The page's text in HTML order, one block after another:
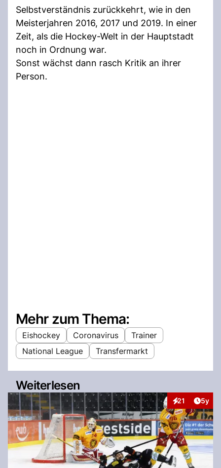
Selbstverständnis zurückkehrt, wie in den
Meisterjahren 2016, 2017 und 2019. In einer
Zeit, als die Hockey-Welt in der Hauptstadt
noch in Ordnung war.
Sonst wächst dann rasch Kritik an ihrer
Person.
Mehr zum Thema:
Eishockey Coronavirus
Trainer
National League
Transfermarkt
Weiterlesen
21
Interaktionen
5y